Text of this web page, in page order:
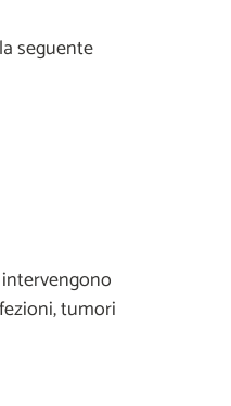
seguente
tumori